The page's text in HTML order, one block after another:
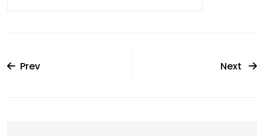
Prev Next